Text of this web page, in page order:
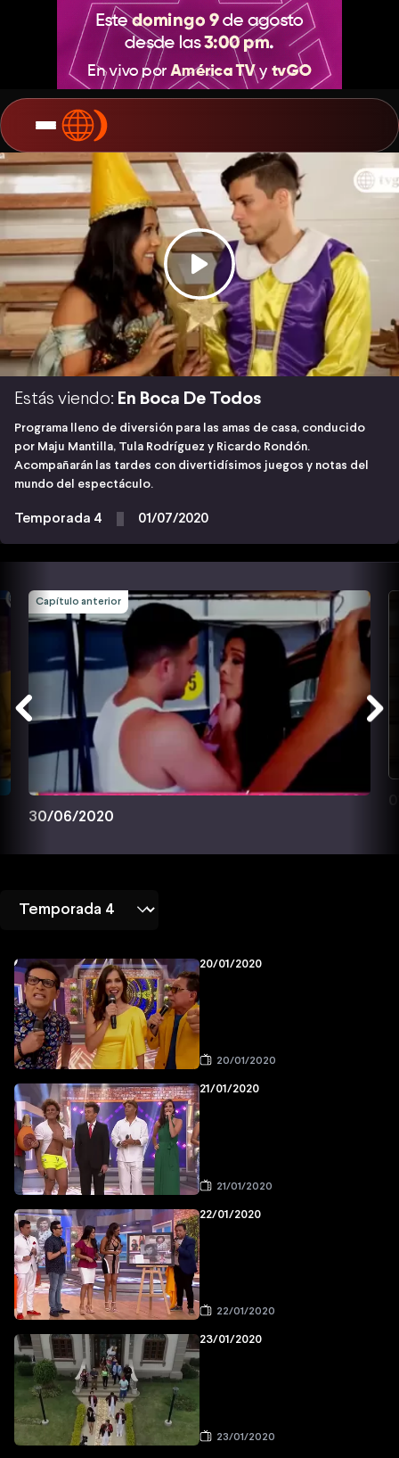
Estás viendo: En Boca De Todos
Programa lleno de diversión para las amas de casa, conducido
por Maju Mantilla, Tula Rodríguez y Ricardo Rondón.
Acompañarán las tardes con divertidísimos juegos y notas del
mundo del espectáculo.
Temporada 4 01/07/2020
Capítulo anterior
30/06/2020
20/01/2020
20/01/2020
21/01/2020
21/01/2020
22/01/2020
22/01/2020
23/01/2020
23/01/2020